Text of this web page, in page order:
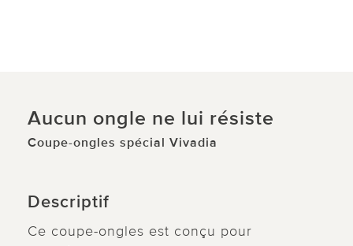
Aucun ongle ne lui résiste
Coupe-ongles spécial Vivadia
Descriptif
Ce coupe-ongles est conçu pour